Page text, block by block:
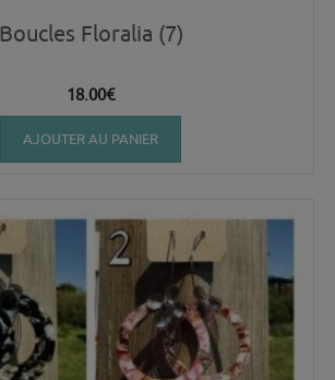
Boucles Floralia (7)
18.00€
AJOUTER AU PANIER